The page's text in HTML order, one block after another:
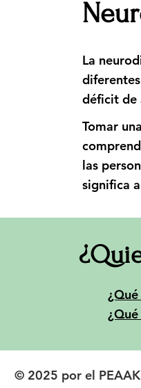
La
déficit de
Tomar
las
significa
© 2025 por el